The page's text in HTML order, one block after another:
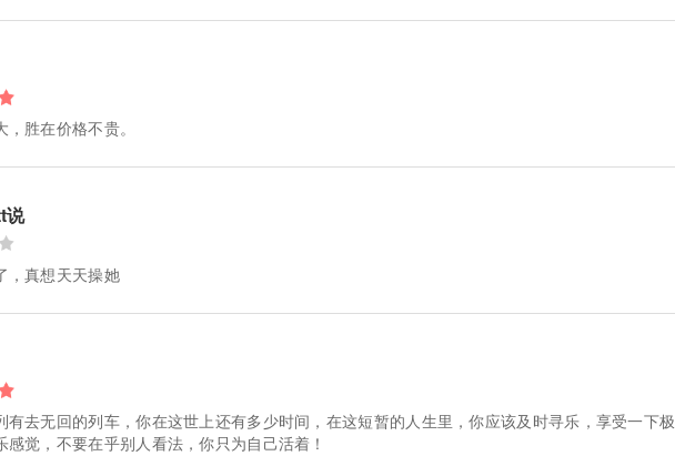
胜在价格不贵。
说
，真想天天操她
有去无回的列车，你在这世上还有多少时间，在这短暂的人生里，你应该及时寻乐，享受一下极
感觉，不要在乎别人看法，你只为自己活着！